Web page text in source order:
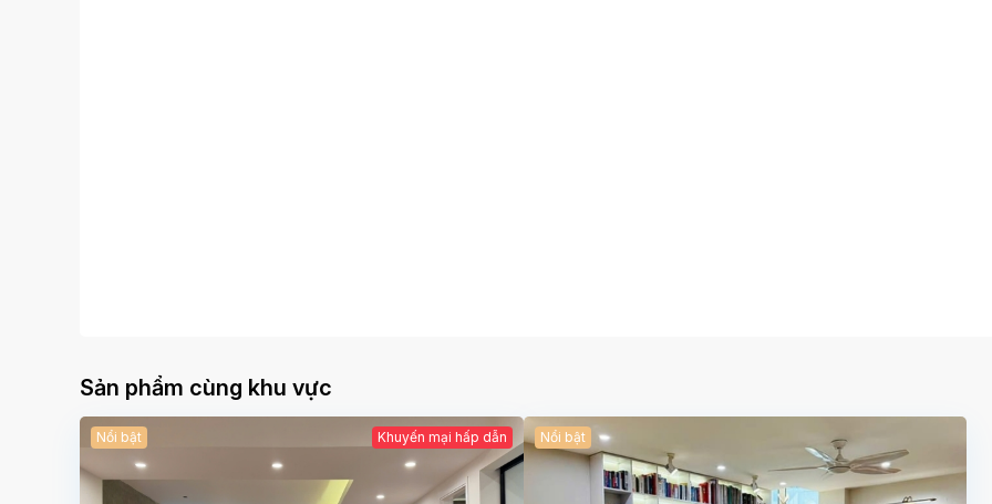
Sản phẩm cùng khu vực
Nổi bật Khuyến mại hấp dẫn Nổi bật